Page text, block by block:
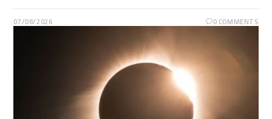
0 COMMENTS
07/08/2026